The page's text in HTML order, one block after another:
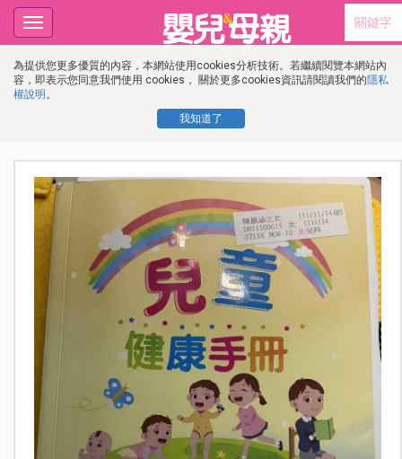
為提供您更多優質的內容，本網站使用cookies分析技術。若繼續閱覽本網站內
容，即表示您同意我們使用 cookies， 關於更多cookies資訊請閱讀我們的隱私
權說明 。
我知道了
Toggle
navigation